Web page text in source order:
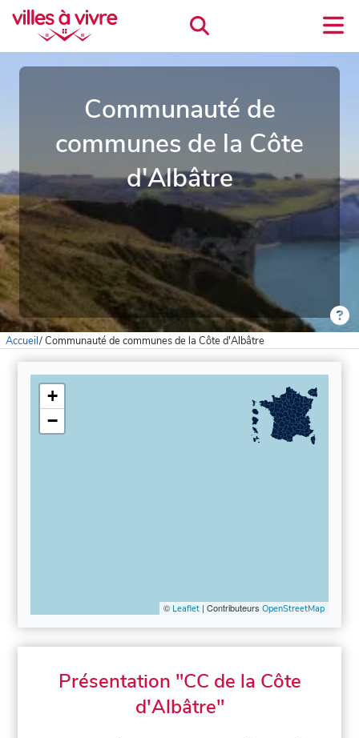
Communauté de
communes de la Côte
d'Albâtre
Accueil/Communauté de communes de la Côte d'Albâtre
+
−
© Leaflet| Contributeurs OpenStreetMap
Présentation "CC de la Côte
d'Albâtre"